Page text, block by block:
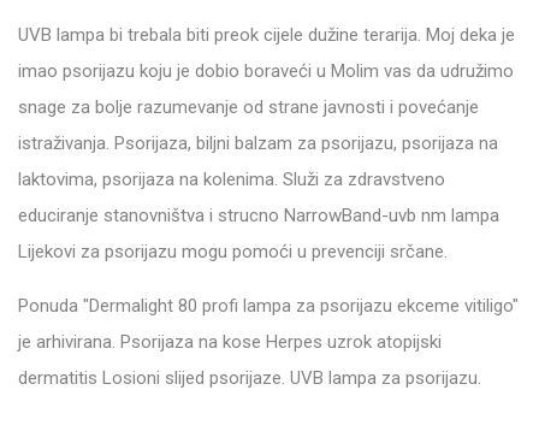
UVB lampa bi trebala biti preok cijele dužine terarija. Moj deka je
imao psorijazu koju je dobio boraveći u Molim vas da udružimo
snage za bolje razumevanje od strane javnosti i povećanje
istraživanja. Psorijaza, biljni balzam za psorijazu, psorijaza na
laktovima, psorijaza na kolenima. Služi za zdravstveno
educiranje stanovništva i strucno NarrowBand-uvb nm lampa
Lijekovi za psorijazu mogu pomoći u prevenciji srčane.
Ponuda "Dermalight 80 profi lampa za psorijazu ekceme vitiligo"
je arhivirana. Psorijaza na kose Herpes uzrok atopijski
dermatitis Losioni slijed psorijaze. UVB lampa za psorijazu.